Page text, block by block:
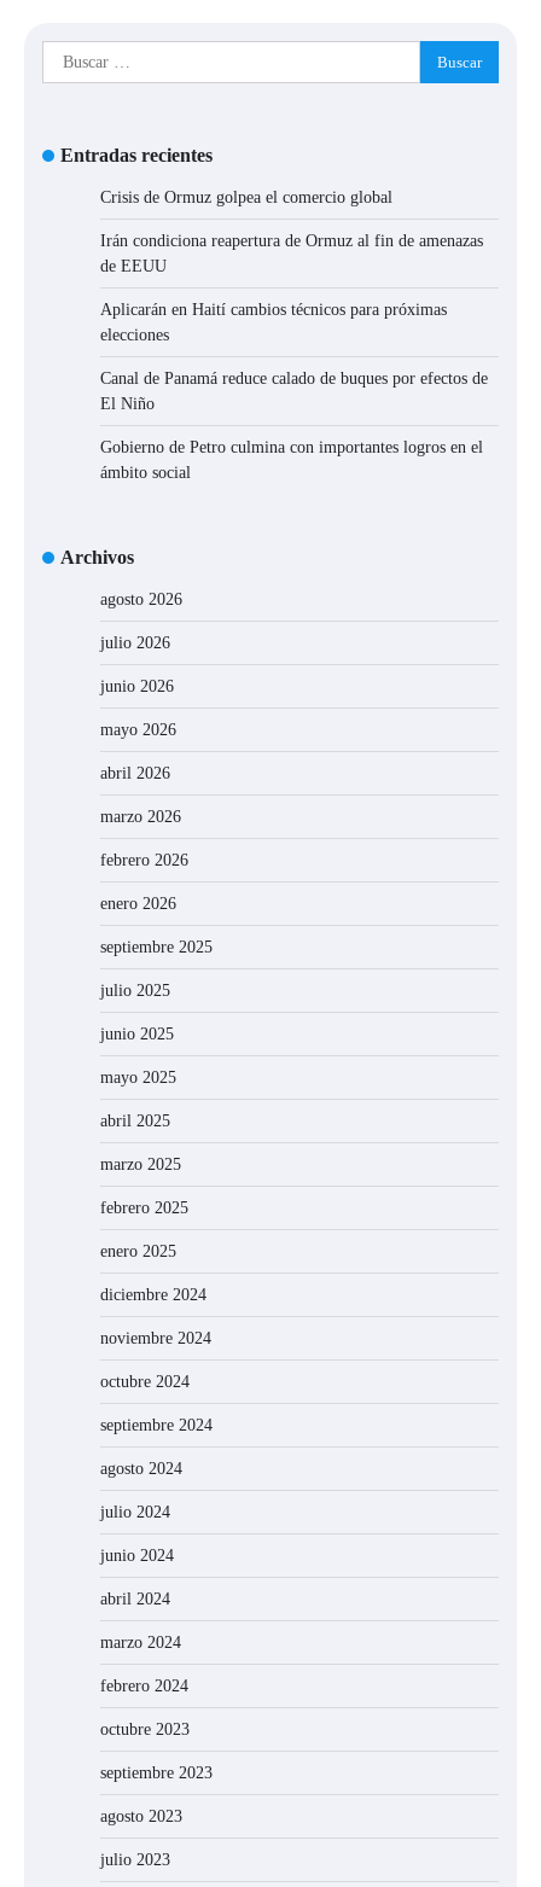
Buscar:
Entradas recientes
Crisis de Ormuz golpea el comercio global
Irán condiciona reapertura de Ormuz al fin de amenazas
de EEUU
Aplicarán en Haití cambios técnicos para próximas
elecciones
Canal de Panamá reduce calado de buques por efectos de
El Niño
Gobierno de Petro culmina con importantes logros en el
ámbito social
Archivos
agosto 2026
julio 2026
junio 2026
mayo 2026
abril 2026
marzo 2026
febrero 2026
enero 2026
septiembre 2025
julio 2025
junio 2025
mayo 2025
abril 2025
marzo 2025
febrero 2025
enero 2025
diciembre 2024
noviembre 2024
octubre 2024
septiembre 2024
agosto 2024
julio 2024
junio 2024
abril 2024
marzo 2024
febrero 2024
octubre 2023
septiembre 2023
agosto 2023
julio 2023